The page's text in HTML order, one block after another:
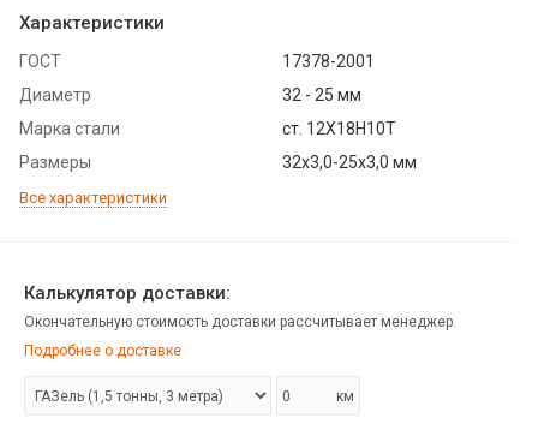
Характеристики
ГОСТ
17378-2001
Диаметр
32 - 25 мм
Марка стали
ст. 12Х18Н10Т
Размеры
32х3,0-25х3,0 мм
Все характеристики
Калькулятор доставки:
Окончательную стоимость доставки рассчитывает менеджер.
Подробнее о доставке
км